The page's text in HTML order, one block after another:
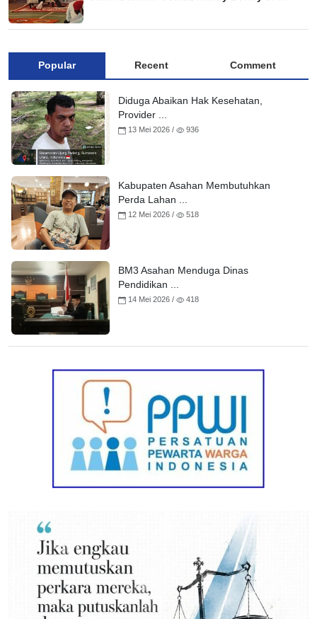
Popular Recent Comment
Diduga Abaikan Hak Kesehatan,
Provider ...
13 Mei 2026 / 936
Kabupaten Asahan Membutuhkan
Perda Lahan ...
12 Mei 2026 / 518
BM3 Asahan Menduga Dinas
Pendidikan ...
14 Mei 2026 / 418